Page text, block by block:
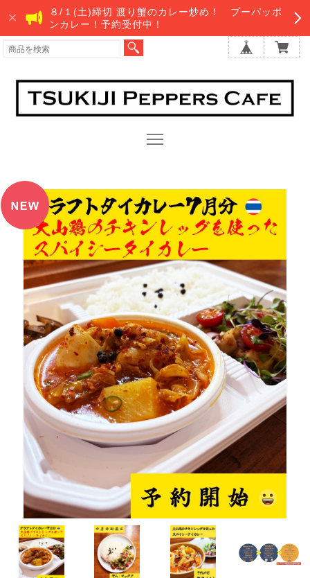
８/１(土)締切 渡り蟹のカレー炒め！ プーパッポ
ンカレー！予約受付中！